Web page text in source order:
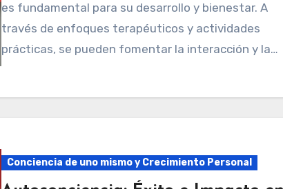
es fundamental para su desarrollo y bienestar. A
través de enfoques terapéuticos y actividades
prácticas, se pueden fomentar la interacción y la…
Conciencia de uno mismo y Crecimiento Personal